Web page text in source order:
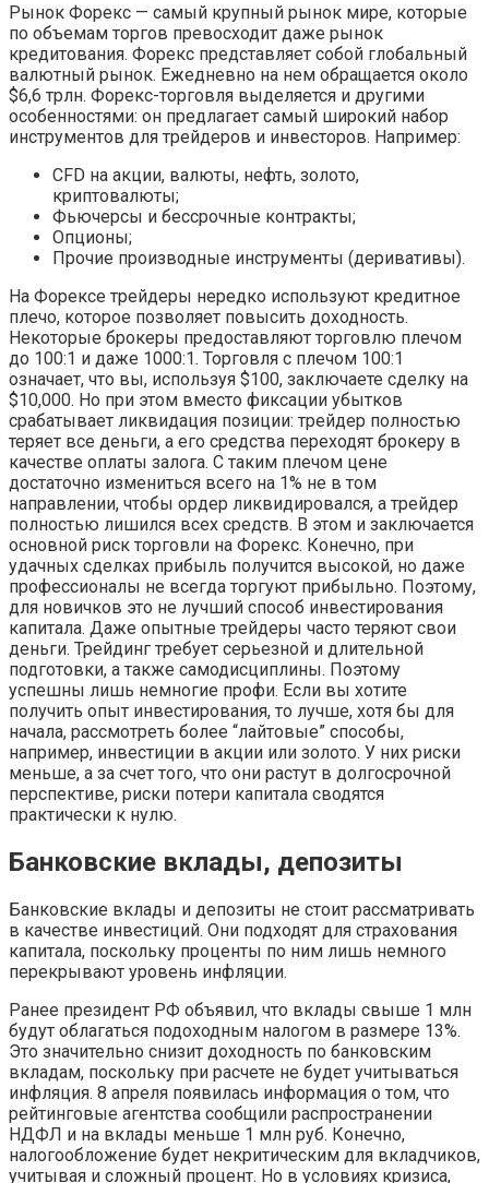
Рынок Форекс — самый крупный рынок мире, которые
по объемам торгов превосходит даже рынок
кредитования. Форекс представляет собой глобальный
валютный рынок. Ежедневно на нем обращается около
$6,6 трлн. Форекс-торговля выделяется и другими
особенностями: он предлагает самый широкий набор
инструментов для трейдеров и инвесторов. Например:
CFD на акции, валюты, нефть, золото,
криптовалюты;
Фьючерсы и бессрочные контракты;
Опционы;
Прочие производные инструменты (деривативы).
На Форексе трейдеры нередко используют кредитное
плечо, которое позволяет повысить доходность.
Некоторые брокеры предоставляют торговлю плечом
до 100:1 и даже 1000:1. Торговля с плечом 100:1
означает, что вы, используя $100, заключаете сделку на
$10,000. Но при этом вместо фиксации убытков
срабатывает ликвидация позиции: трейдер полностью
теряет все деньги, а его средства переходят брокеру в
качестве оплаты залога. С таким плечом цене
достаточно измениться всего на 1% не в том
направлении, чтобы ордер ликвидировался, а трейдер
полностью лишился всех средств. В этом и заключается
основной риск торговли на Форекс. Конечно, при
удачных сделках прибыль получится высокой, но даже
профессионалы не всегда торгуют прибыльно. Поэтому,
для новичков это не лучший способ инвестирования
капитала. Даже опытные трейдеры часто теряют свои
деньги. Трейдинг требует серьезной и длительной
подготовки, а также самодисциплины. Поэтому
успешны лишь немногие профи. Если вы хотите
получить опыт инвестирования, то лучше, хотя бы для
начала, рассмотреть более “лайтовые” способы,
например, инвестиции в акции или золото. У них риски
меньше, а за счет того, что они растут в долгосрочной
перспективе, риски потери капитала сводятся
практически к нулю.
Банковские вклады, депозиты
Банковские вклады и депозиты не стоит рассматривать
в качестве инвестиций. Они подходят для страхования
капитала, поскольку проценты по ним лишь немного
перекрывают уровень инфляции.
Ранее президент РФ объявил, что вклады свыше 1 млн
будут облагаться подоходным налогом в размере 13%.
Это значительно снизит доходность по банковским
вкладам, поскольку при расчете не будет учитываться
инфляция. 8 апреля появилась информация о том, что
рейтинговые агентства сообщили распространении
НДФЛ и на вклады меньше 1 млн руб. Конечно,
налогообложение будет некритическим для вкладчиков,
учитывая и сложный процент. Но в условиях кризиса,